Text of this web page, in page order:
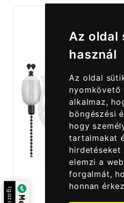
Az oldal
használ
Az oldal
nyomkövető
alkalmaz,
böngészési
hogy
tartalmakat
hirdetéseket
elemzi a
forgalmát,
honnan